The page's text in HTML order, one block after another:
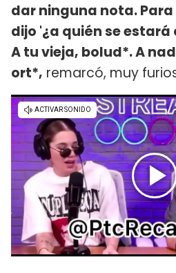
dar ninguna nota.
dijo '¿a quién se estará
A tu vieja, bolud*. A
ort*, remarcó, muy